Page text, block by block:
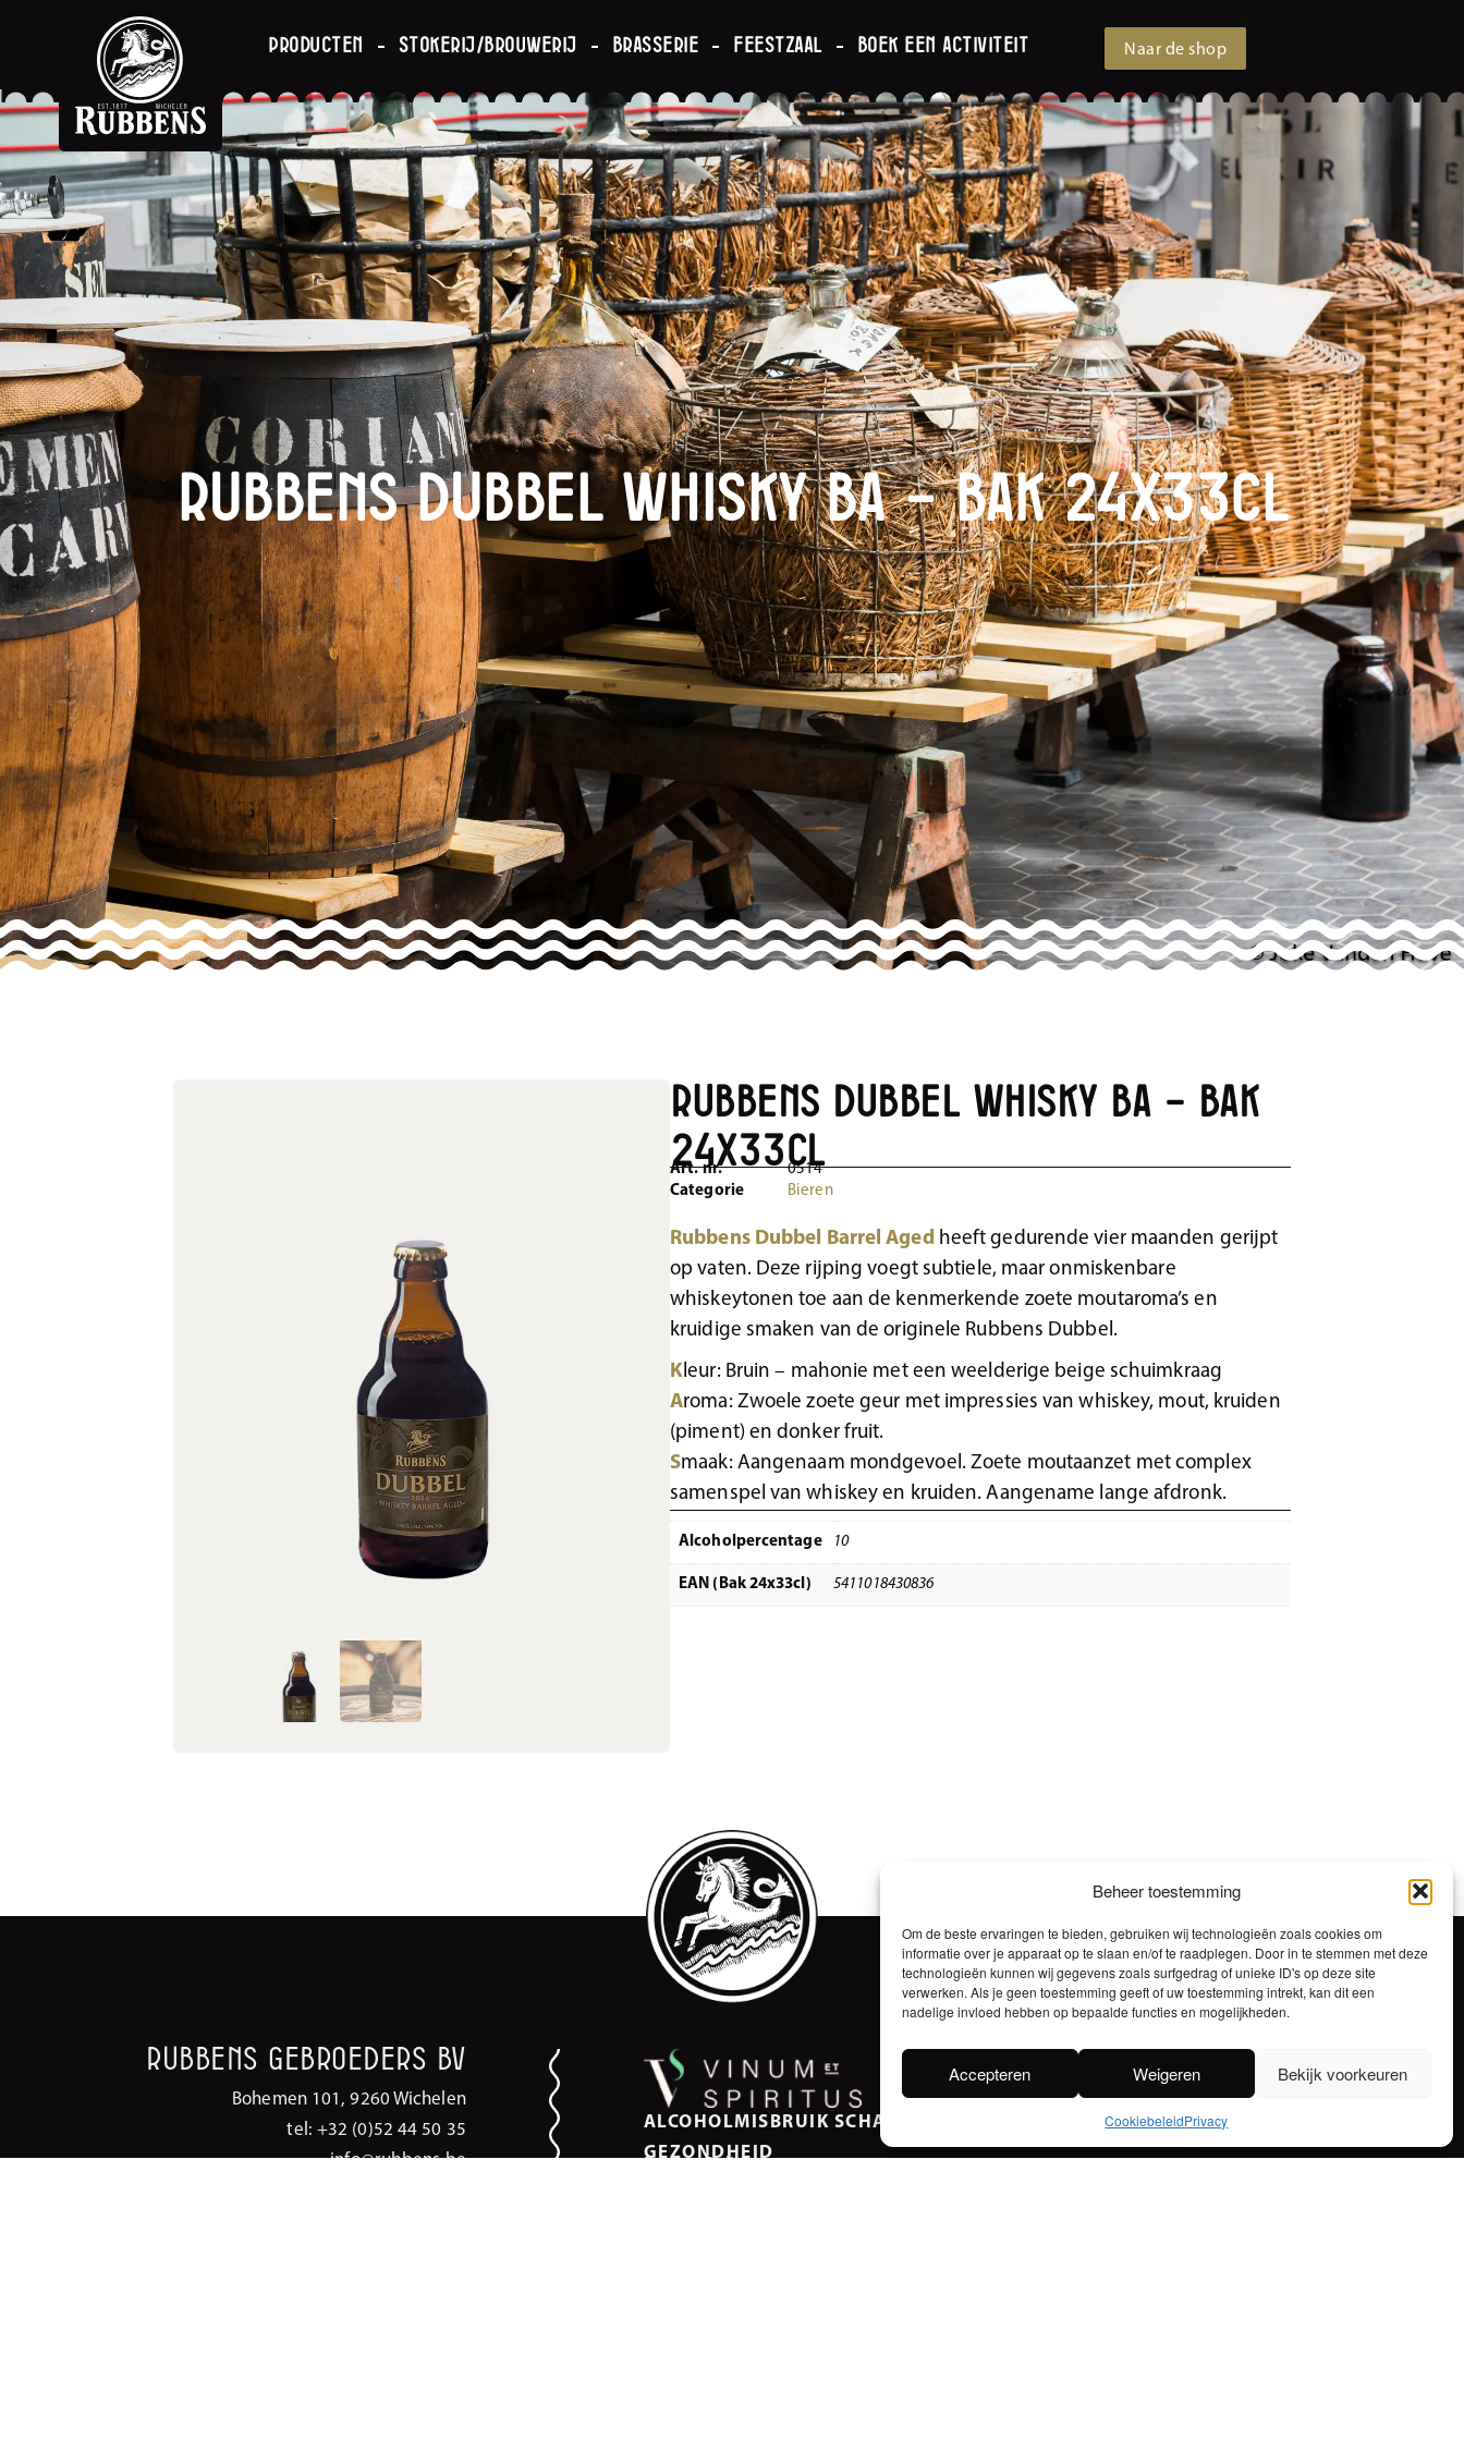
Beheer toestemming
Om de beste ervaringen te bieden, gebruiken wij technologieën zoals cookies om
informatie over je apparaat op te slaan en/of te raadplegen. Door in te stemmen met deze
technologieën kunnen wij gegevens zoals surfgedrag of unieke ID's op deze site
verwerken. Als je geen toestemming geeft of uw toestemming intrekt, kan dit een
nadelige invloed hebben op bepaalde functies en mogelijkheden.
Accepteren Weigeren Bekijk voorkeuren
CookiebeleidPrivacy
Producten Stokerij/brouwerij Brasserie Feestzaal Boek een activiteit Naar de shop
Rubbens Dubbel Whisky BA – Bak 24x33cl
Rubbens Dubbel Whisky BA – Bak
24x33cl
Art. nr.
0514
Categorie
Bieren
Rubbens Dubbel Barrel Agedheeft gedurende vier maanden gerijpt
op vaten. Deze rijping voegt subtiele, maar onmiskenbare
whiskeytonen toe aan de kenmerkende zoete moutaroma’s en
kruidige smaken van de originele Rubbens Dubbel.
Kleur: Bruin – mahonie met een weelderige beige schuimkraag
Aroma: Zwoele zoete geur met impressies van whiskey, mout, kruiden
(piment) en donker fruit.
Smaak: Aangenaam mondgevoel. Zoete moutaanzet met complex
samenspel van whiskey en kruiden. Aangename lange afdronk.
Alcoholpercentage 10
EAN (Bak 24x33cl) 5411018430836
Rubbens Gebroeders BV
Bohemen 101, 9260 Wichelen
tel: +32 (0)52 44 50 35
info@rubbens.be
ALCOHOLMISBRUIK SCHAADT DE
GEZONDHEID
STOKERIJ – BROUWERIJ
ma-do 7:00 – 16:30 / vrijdag 7:00 – 13:00